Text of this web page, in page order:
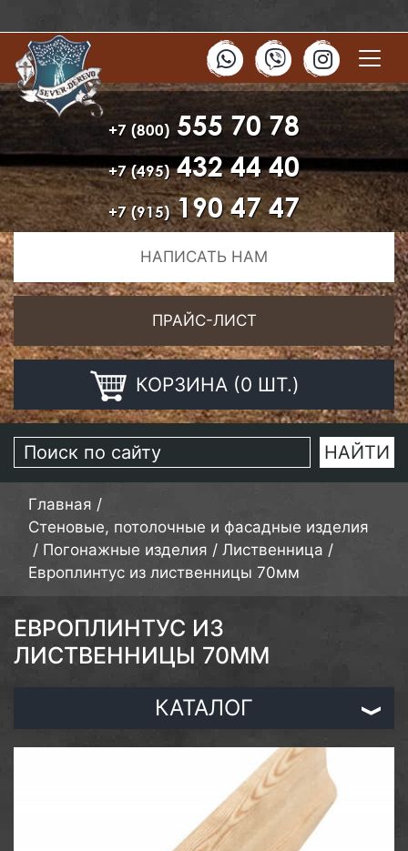
+7 (800) 555 70 78
+7 (495)432 44 40
+7 (915)190 47 47
НАПИСАТЬ НАМ
ПРАЙС-ЛИСТ
КОРЗИНА (0 ШТ.)
Главная /
Стеновые, потолочные и фасадные изделия
/ Погонажные изделия / Лиственница /
Европлинтус из лиственницы 70мм
ЕВРОПЛИНТУС ИЗ
ЛИСТВЕННИЦЫ 70ММ
КАТАЛОГ